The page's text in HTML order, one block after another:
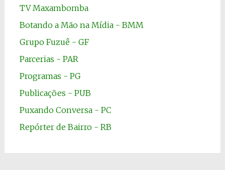
TV Maxambomba
Botando a Mão na Mídia - BMM
Grupo Fuzuê - GF
Parcerias - PAR
Programas - PG
Publicações - PUB
Puxando Conversa - PC
Repórter de Bairro - RB